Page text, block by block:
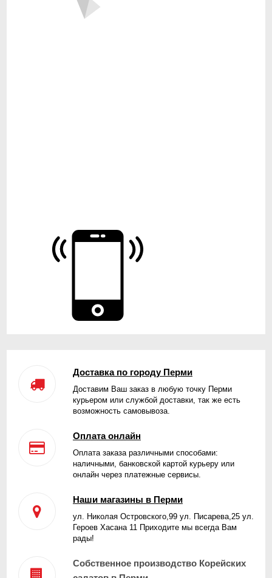
Доставка по городу Перми
Доставим Ваш заказ в любую точку Перми
курьером или службой доставки, так же есть
возможность самовывоза.
Оплата онлайн
Оплата заказа различными способами:
наличными, банковской картой курьеру или
онлайн через платежные сервисы.
Наши магазины в Перми
ул. Николая Островского,99 ул. Писарева,25 ул.
Героев Хасана 11 Приходите мы всегда Вам
рады!
Собственное производство Корейских